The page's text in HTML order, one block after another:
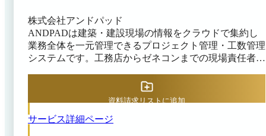
株式会社アンドパッド
ANDPADは建築・建設現場の情報をクラウドで集約し
業務全体を一元管理できるプロジェクト管理・工数管理
システムです。工務店からゼネコンまでの現場責任者・
電話のやり取りに頼った業務を、現場と事務所の双方か
らデジタル化したいというニーズを背景に導入する例が
資料・日報・工程表・図面・チャットを同じプラットフ
サービス詳細ページ
資料請求リストに追加